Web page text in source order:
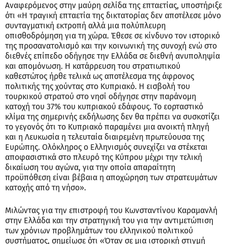
Αναφερόμενος στην μαύρη σελίδα της επταετίας, υποστήριξε
ότι «Η τραγική επταετία της δικτατορίας δεν αποτέλεσε μόνο
συνταγματική εκτροπή αλλά μια πολύπλευρη
οπισθοδρόμηση για τη χώρα. Έθεσε σε κίνδυνο τον ιστορικό
της προσανατολισμό και την κοινωνική της συνοχή ενώ στο
διεθνές επίπεδο οδήγησε την Ελλάδα σε διεθνή ανυποληψία
και απομόνωση. Η κατάρρευση του στρατιωτικού
καθεστώτος ήρθε τελικά ως αποτέλεσμα της άφρονος
πολιτικής της χούντας στο Κυπριακό. Η εισβολή του
τουρκικού στρατού στο νησί οδήγησε στην παράνομη
κατοχή του 37% του κυπριακού εδάφους. Το εορταστικό
κλίμα της σημερινής εκδήλωσης δεν θα πρέπει να συσκοτίζει
το γεγονός ότι το Κυπριακό παραμένει μια ανοικτή πληγή
και η Λευκωσία η τελευταία διαιρεμένη πρωτεύουσα της
Ευρώπης. Ολόκληρος ο Ελληνισμός συνεχίζει να στέκεται
αποφασιστικά στο πλευρό της Κύπρου μέχρι την τελική
δικαίωση του αγώνα, για την οποία απαραίτητη
προϋπόθεση είναι βέβαια η αποχώρηση των στρατευμάτων
κατοχής από τη νήσο».
Μιλώντας για την επιστροφή του Κωνσταντίνου Καραμανλή
στην Ελλάδα και την στρατηγική του για την αντιμετώπιση
των χρόνιων προβλημάτων του ελληνικού πολιτικού
συστήματος, σημείωσε ότι «Όταν σε μια ιστορική στιγμή